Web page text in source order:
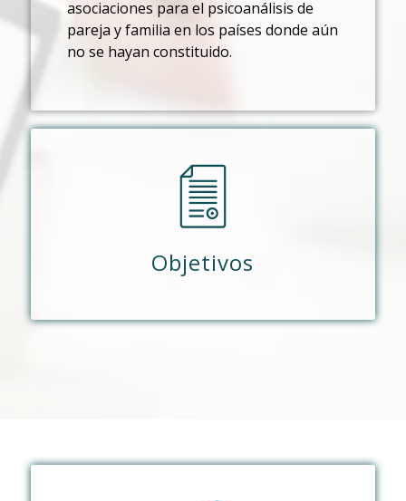
asociaciones para el psicoanálisis de
pareja y familia en los países donde aún
no se hayan constituido.
Objetivos